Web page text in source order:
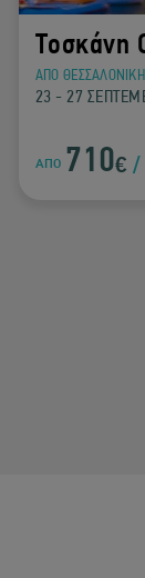
Τοσκάνη
ΑΠΟ ΘΕΣΣΑΛΟΝΙΚΗ
23 - 27
ΑΠΟ 710€ /